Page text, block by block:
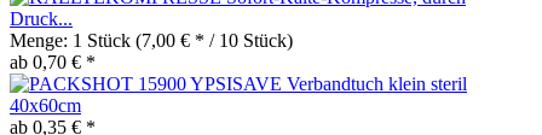
Druck...
Menge: 1 Stück (7,00 € * / 10 Stück)
ab 0,70 € *
YPSISAVE Verbandtuch klein steril
40x60cm
ab 0,35 € *